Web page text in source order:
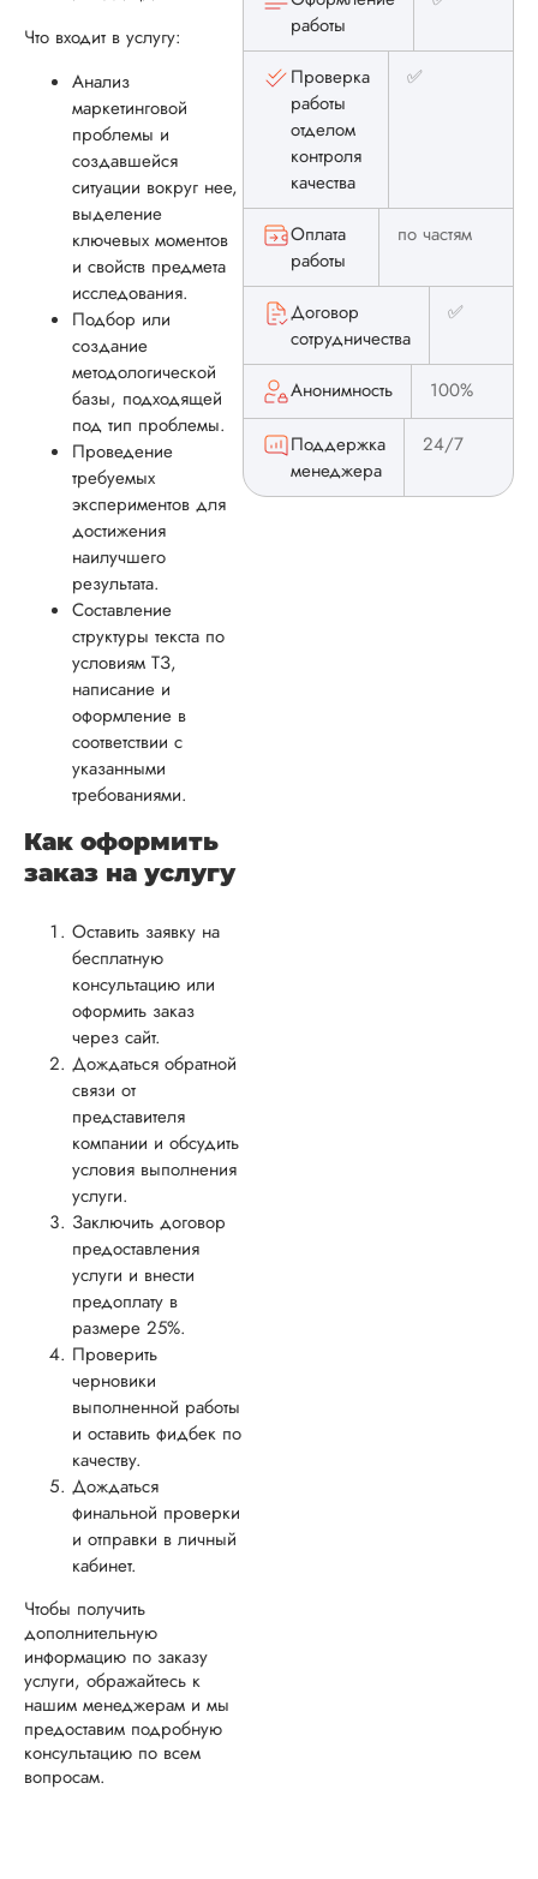
работ. Я тут
курсовые,
лабораторные
клиентами,
просчете це...
Читать полный
Спасибо! Ждём вас
снова. 😉
Что входит в услугу:
Анализ
маркетинговой
проблемы и
создавшейся
ситуации вокруг нее,
выделение
ключевых моментов
и свойств предмета
исследования.
Подбор или
создание
методологической
базы, подходящей
под тип проблемы.
Проведение
требуемых
экспериментов для
достижения
наилучшего
результата.
Составление
структуры текста по
условиям ТЗ,
написание и
оформление в
соответствии с
указанными
требованиями.
Как оформить
заказ на услугу
Оставить заявку на
бесплатную
консультацию или
оформить заказ
через сайт.
Дождаться обратной
связи от
представителя
компании и обсудить
условия выполнения
услуги.
Заключить договор
предоставления
услуги и внести
предоплату в
размере 25%.
Проверить
черновики
выполненной работы
и оставить фидбек по
качеству.
Дождаться
финальной проверки
и отправки в личный
кабинет.
Чтобы получить
дополнительную
информацию по заказу
услуги, ображайтесь к
нашим менеджерам и мы
предоставим подробную
консультацию по всем
вопросам.
работы
Проверка
работы
отделом
контроля
качества
✅
Оплата
работы
по частям
Договор
сотрудничества
✅
Анонимность 100%
Поддержка
менеджера
24/7